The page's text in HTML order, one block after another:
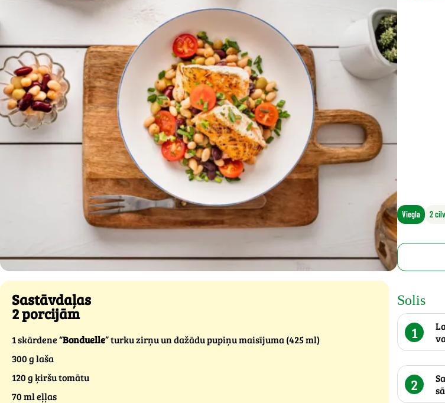
Viegla 2
Sastāvdaļas
2 porcijām
1 skārdene “Bonduelle” turku zirņu un dažādu pupiņu maisījuma (425 ml)
300 g laša
120 g ķiršu tomātu
70 ml eļļas
Solis
1
2